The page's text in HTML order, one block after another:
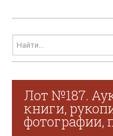
Лот №187.
книги,
фотографии,